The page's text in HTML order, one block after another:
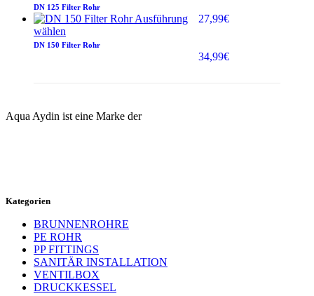
DN 125 Filter Rohr
27,99€
Ausführung
wählen
DN 150 Filter Rohr
34,99€
Aqua Aydin ist eine Marke der
Kategorien
BRUNNENROHRE
PE ROHR
PP FITTINGS
SANITÄR INSTALLATION
VENTILBOX
DRUCKKESSEL